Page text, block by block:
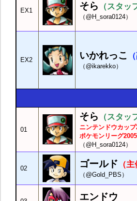
EX1 そら （スタッ
（@H_sora0124）
EX2 いかれっこ
（@ikarekko）
01
そら （スタッ
ニンテンドウカッ
ポケモンリーグ
（@H_sora0124）
02 ゴールド （主
（@Gold_PBS）
エンドウ